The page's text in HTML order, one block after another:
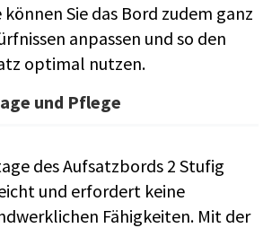
Sie das Bord zudem ganz
anpassen und so den
optimal nutzen.
und Pflege
des Aufsatzbords 2 Stufig
und erfordert keine
Fähigkeiten. Mit der